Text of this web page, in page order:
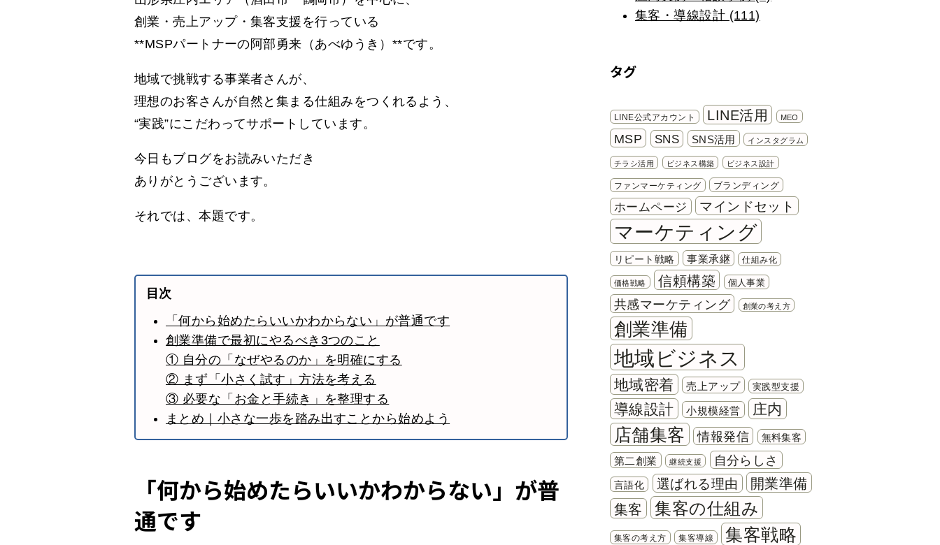
創業・売上アップ・集客支援を行っている
**MSPパートナーの阿部勇来（あべゆうき）**です。
地域で挑戦する事業者さんが、
理想のお客さんが自然と集まる仕組みをつくれるよう、
“実践”にこだわってサポートしています。
今日もブログをお読みいただき
ありがとうございます。
それでは、本題です。
目次
「何から始めたらいいかわからない」が普通です
創業準備で最初にやるべき3つのこと
① 自分の「なぜやるのか」を明確にする
② まず「小さく試す」方法を考える
③ 必要な「お金と手続き」を整理する
まとめ｜小さな一歩を踏み出すことから始めよう
「何から始めたらいいかわからない」が普
通です
集客・導線設計 (111)
タグ
LINE公式アカウント LINE活用 MEO
MSP SNS SNS活用 インスタグラム
チラシ活用 ビジネス構築 ビジネス設計
ファンマーケティング ブランディング
ホームページ マインドセット
マーケティング
リピート戦略 事業承継 仕組み化
価格戦略 信頼構築 個人事業
共感マーケティング 創業の考え方
創業準備
地域ビジネス
地域密着 売上アップ 実践型支援
導線設計 小規模経営 庄内
店舗集客 情報発信 無料集客
第二創業 継続支援 自分らしさ
言語化 選ばれる理由
開業準備
集客
集客の仕組み
集客の考え方 集客導線 集客戦略